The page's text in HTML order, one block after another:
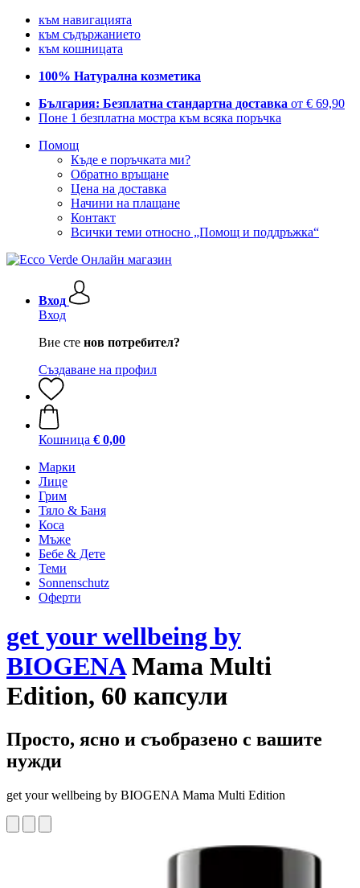
към навигацията
към съдържанието
към кошницата
100% Натурална козметика
България: Безплатна стандартна доставка от € 69,90
Поне 1 безплатна мостра към всяка поръчка
Помощ
Къде е поръчката ми?
Обратно връщане
Цена на доставка
Начини на плащане
Контакт
Всички теми относно „Помощ и поддръжка“
Вход
Вход
Вие сте нов потребител?
Създаване на профил
Кошница € 0,00
Марки
Лице
Грим
Тяло & Баня
Коса
Мъже
Бебе & Дете
Теми
Sonnenschutz
Оферти
get your wellbeing by
BIOGENAMama Multi
Edition, 60 капсули
Просто, ясно и съобразено с вашите
нужди
get your wellbeing by BIOGENA Mama Multi Edition